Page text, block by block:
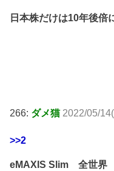
日本株だけは10年後倍
266: ダメ猫 2022/05/
>>2
eMAXIS Slim 全世界